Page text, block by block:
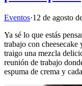
Eventos·12 de agosto
Ya sé lo que estás
trabajo con cheesecake
traigo una mezcla
reunión de trabajo
espuma de crema y